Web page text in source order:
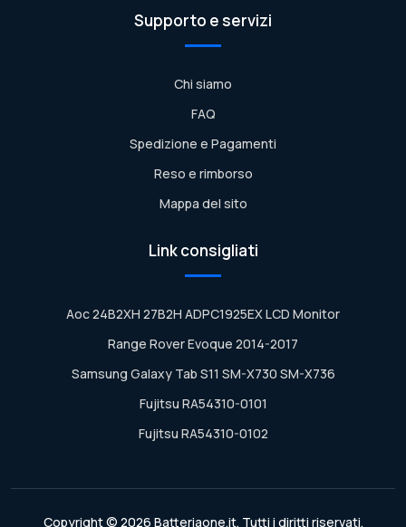
Supporto e servizi
Chi siamo
FAQ
Spedizione e Pagamenti
Reso e rimborso
Mappa del sito
Link consigliati
Aoc 24B2XH 27B2H ADPC1925EX LCD Monitor
Range Rover Evoque 2014-2017
Samsung Galaxy Tab S11 SM-X730 SM-X736
Fujitsu RA54310-0101
Fujitsu RA54310-0102
Copyright © 2026 Batteriaone.it. Tutti i diritti riservati.